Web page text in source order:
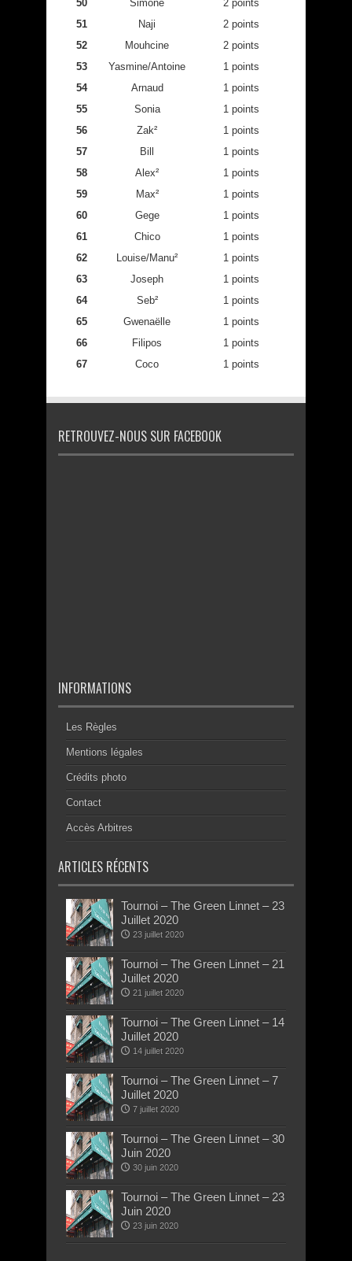
50
Simone
2 points
51
Naji
2 points
52
Mouhcine
2 points
53
Yasmine/Antoine
1 points
54
Arnaud
1 points
55
Sonia
1 points
56
Zak²
1 points
57
Bill
1 points
58
Alex²
1 points
59
Max²
1 points
60
Gege
1 points
61
Chico
1 points
62
Louise/Manu²
1 points
63
Joseph
1 points
64
Seb²
1 points
65
Gwenaëlle
1 points
66
Filipos
1 points
67
Coco 1 points
RETROUVEZ-NOUS SUR FACEBOOK
INFORMATIONS
Les Règles
Mentions légales
Crédits photo
Contact
Accès Arbitres
ARTICLES RÉCENTS
Tournoi – The Green Linnet – 23
Juillet 2020
23 juillet 2020
Tournoi – The Green Linnet – 21
Juillet 2020
21 juillet 2020
Tournoi – The Green Linnet – 14
Juillet 2020
14 juillet 2020
Tournoi – The Green Linnet – 7
Juillet 2020
7 juillet 2020
Tournoi – The Green Linnet – 30
Juin 2020
30 juin 2020
Tournoi – The Green Linnet – 23
Juin 2020
23 juin 2020